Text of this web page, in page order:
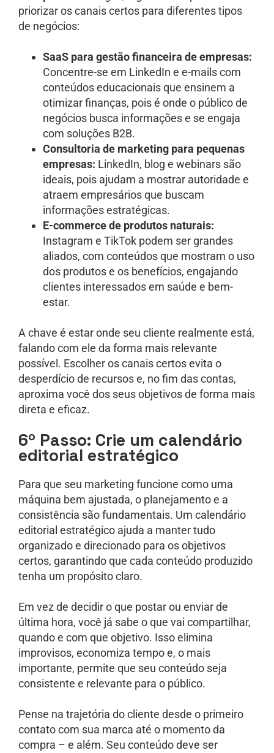
priorizar os canais certos para diferentes tipos
de negócios:
SaaS para gestão financeira de empresas:
Concentre-se em LinkedIn e e-mails com
conteúdos educacionais que ensinem a
otimizar finanças, pois é onde o público de
negócios busca informações e se engaja
com soluções B2B.
Consultoria de marketing para pequenas
empresas: LinkedIn, blog e webinars são
ideais, pois ajudam a mostrar autoridade e
atraem empresários que buscam
informações estratégicas.
E-commerce de produtos naturais:
Instagram e TikTok podem ser grandes
aliados, com conteúdos que mostram o uso
dos produtos e os benefícios, engajando
clientes interessados em saúde e bem-
estar.
A chave é estar onde seu cliente realmente está,
falando com ele da forma mais relevante
possível. Escolher os canais certos evita o
desperdício de recursos e, no fim das contas,
aproxima você dos seus objetivos de forma mais
direta e eficaz.
6º Passo: Crie um calendário
editorial estratégico
Para que seu marketing funcione como uma
máquina bem ajustada, o planejamento e a
consistência são fundamentais. Um calendário
editorial estratégico ajuda a manter tudo
organizado e direcionado para os objetivos
certos, garantindo que cada conteúdo produzido
tenha um propósito claro.
Em vez de decidir o que postar ou enviar de
última hora, você já sabe o que vai compartilhar,
quando e com que objetivo. Isso elimina
improvisos, economiza tempo e, o mais
importante, permite que seu conteúdo seja
consistente e relevante para o público.
Pense na trajetória do cliente desde o primeiro
contato com sua marca até o momento da
compra – e além. Seu conteúdo deve ser